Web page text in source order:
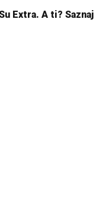
Extra. A ti? Saznaj